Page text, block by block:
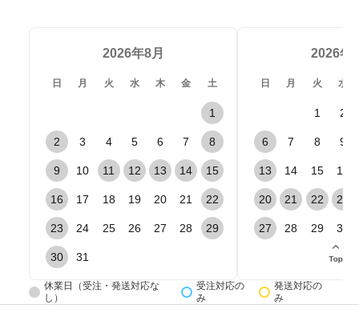
2026年8月
日 月 火 水 木 金 土
1
2 3 4 5 6 7 8
9 10 11 12 13 14 15
16 17 18 19 20 21 22
23 24 25 26 27 28 29
30 31
2026年
日 月 火 水
1 2
6 7 8 9
13 14 15 16
20 21 22 23
27 28 29 30
休業日（受注・発送対応な
し）
受注対応の
み
発送対応の
み